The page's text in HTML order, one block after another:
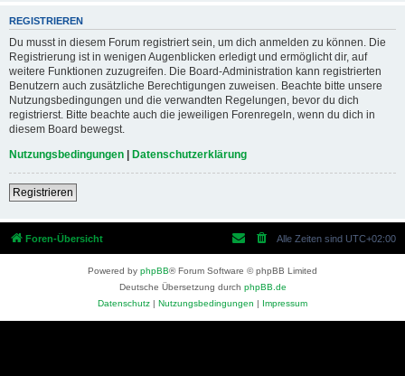
REGISTRIEREN
Du musst in diesem Forum registriert sein, um dich anmelden zu können. Die
Registrierung ist in wenigen Augenblicken erledigt und ermöglicht dir, auf
weitere Funktionen zuzugreifen. Die Board-Administration kann registrierten
Benutzern auch zusätzliche Berechtigungen zuweisen. Beachte bitte unsere
Nutzungsbedingungen und die verwandten Regelungen, bevor du dich
registrierst. Bitte beachte auch die jeweiligen Forenregeln, wenn du dich in
diesem Board bewegst.
Nutzungsbedingungen | Datenschutzerklärung
Registrieren
Foren-Übersicht Alle Zeiten sind UTC+02:00
Powered by phpBB® Forum Software © phpBB Limited
Deutsche Übersetzung durch phpBB.de
Datenschutz | Nutzungsbedingungen | Impressum